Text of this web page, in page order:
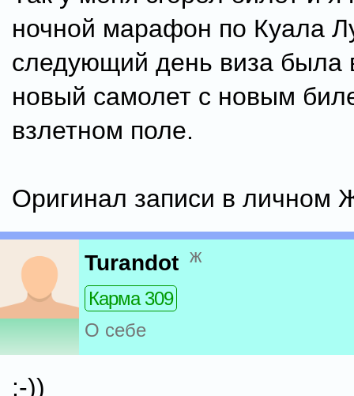
ночной марафон по Куала
следующий день виза была
новый самолет с новым
взлетном поле.
Оригинал записи в
Turandot ж
Карма 309
О себе
:-))